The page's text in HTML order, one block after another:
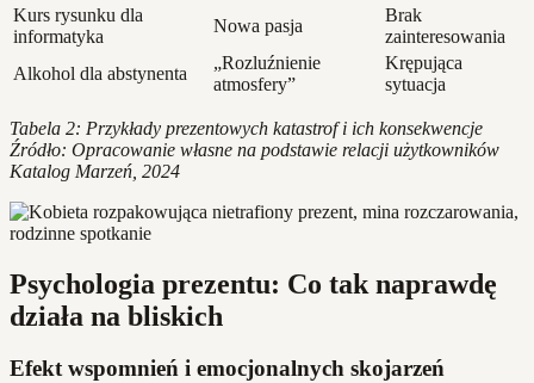
Kurs rysunku dla
informatyka
Nowa pasja
Brak
zainteresowania
Alkohol dla abstynenta
„Rozluźnienie
atmosfery”
Krępująca
sytuacja
Tabela 2: Przykłady prezentowych katastrof i ich konsekwencje
Źródło: Opracowanie własne na podstawie relacji użytkowników
Katalog Marzeń, 2024
Psychologia prezentu: Co tak naprawdę
działa na bliskich
Efekt wspomnień i emocjonalnych skojarzeń